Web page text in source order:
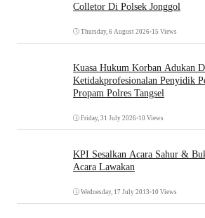
Colletor Di Polsek Jonggol
Thursday, 6 August 2026•15 Views
Kuasa Hukum Korban Adukan
Ketidakprofesionalan Penyidik
Propam Polres Tangsel
Friday, 31 July 2026•10 Views
KPI Sesalkan Acara Sahur &
Acara Lawakan
Wednesday, 17 July 2013 •10 Views